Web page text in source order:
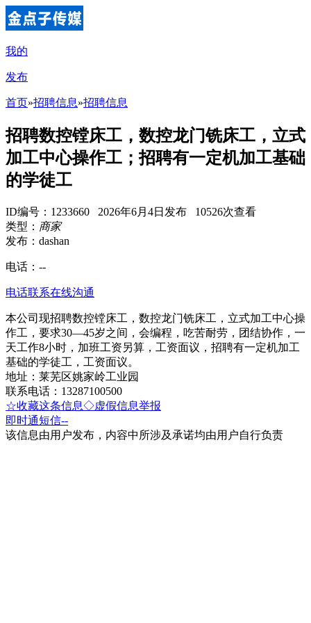
我的
发布
首页»招聘信息»招聘信息
招聘数控镗床工，数控龙门铣床工，立式
加工中心操作工；招聘有一定机加工基础
的学徒工
ID编号：1233660 2026年6月4日发布 10526次查看
类型： 商家
发布：dashan
电话： --
电话联系在线沟通
本公司现招聘数控镗床工，数控龙门铣床工，立式加工中心操
作工，要求30—45岁之间，会编程，吃苦耐劳，团结协作，一
天工作8小时，加班工资另算，工资面议，招聘有一定机加工
基础的学徒工，工资面议。
地址：莱芜区姚家岭工业园
联系电话：13287100500
☆收藏这条信息◇虚假信息举报
即时通短信--
该信息由用户发布，内容中所涉及承诺均由用户自行负责